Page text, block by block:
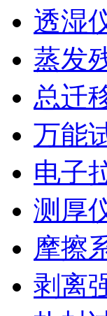
透湿
蒸发
总迁
万能
电子
测厚
摩擦
剥离